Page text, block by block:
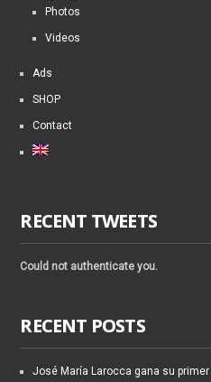
Photos
Videos
Ads
SHOP
Contact
RECENT TWEETS
Could not authenticate you.
RECENT POSTS
José María Larocca gana su